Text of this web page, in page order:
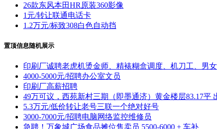
26款东风本田HR原装360影像
1元/转让联通电话卡
1.2万元/标致308白色自动挡
置顶信息随机展示
印刷厂诚聘老虎机烫金师、精裱糊盒调度、机刀工、男
4000-5000元/招聘办公室文员
印刷厂高薪招聘
49万可议，西苑新村三期（即墨通济）黄金楼层83.17平
5.3万元/低价转让老号三联一个绝对好号
3000-7000元/招聘电脑网络监控维修员
急聘！万象城广场食品摊位售卖员 5500-6000 + 车补